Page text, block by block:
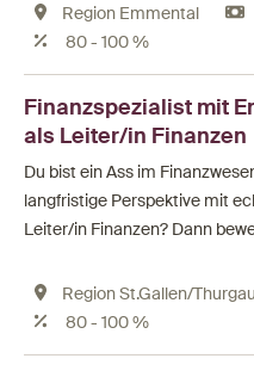
Region Emmental
80 - 100 %
Finanzspezialist mit
als Leiter/in Finanzen
Du bist ein Ass im
langfristige Perspektive mit
Leiter/in Finanzen? Dann
Region St.Gallen/Thurgau
80 - 100 %